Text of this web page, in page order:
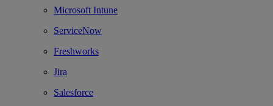
Microsoft Intune
ServiceNow
Freshworks
Jira
Salesforce